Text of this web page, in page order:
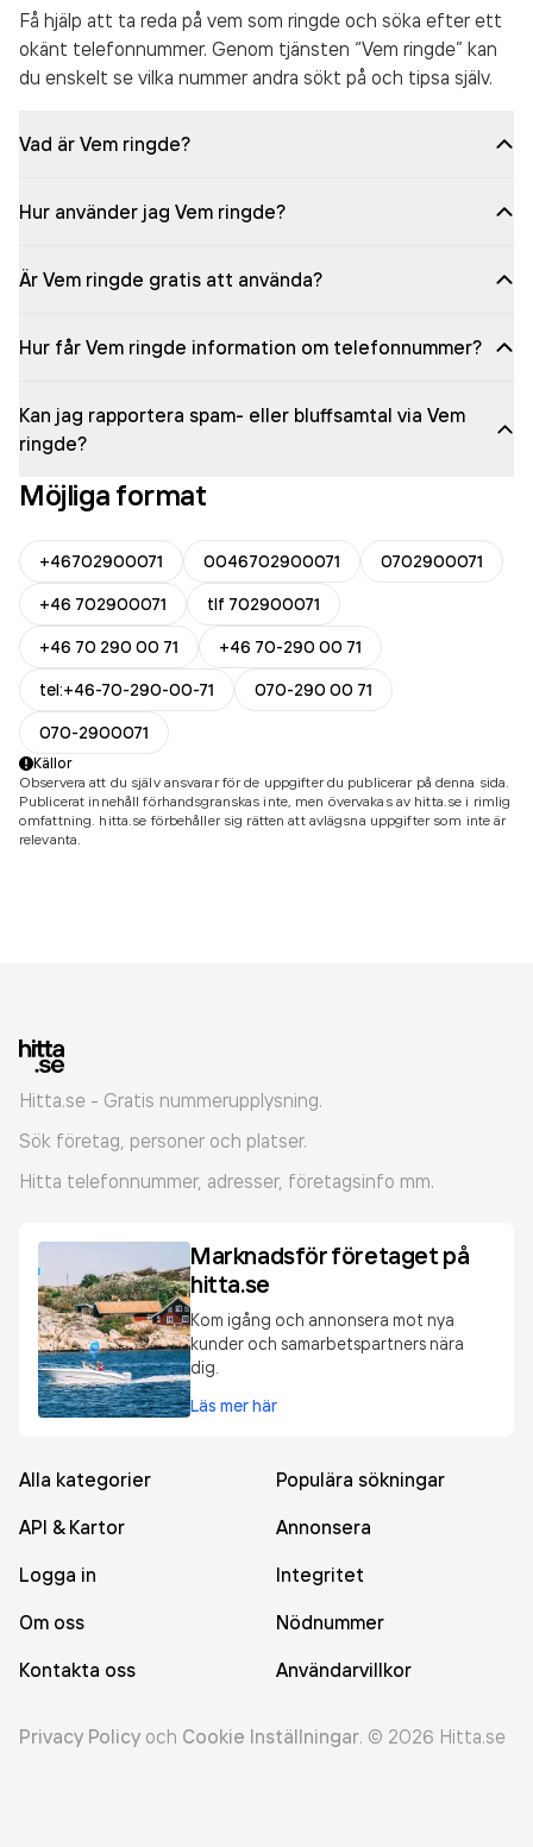
Få hjälp att ta reda på vem som ringde och söka efter ett
okänt telefonnummer. Genom tjänsten “Vem ringde” kan
du enskelt se vilka nummer andra sökt på och tipsa själv.
Vad är Vem ringde?
Hur använder jag Vem ringde?
Är Vem ringde gratis att använda?
Hur får Vem ringde information om telefonnummer?
Kan jag rapportera spam- eller bluffsamtal via Vem
ringde?
Möjliga format
+46702900071 0046702900071
0702900071
+46 702900071
tlf 702900071
+46 70 290 00 71
+46 70-290 00 71
tel:+46-70-290-00-71
070-290 00 71
070-2900071
Källor
Observera att du själv ansvarar för de uppgifter du publicerar på denna sida.
Publicerat innehåll förhandsgranskas inte, men övervakas av hitta.se i rimlig
omfattning. hitta.se förbehåller sig rätten att avlägsna uppgifter som inte är
relevanta.
Hitta.se - Gratis nummerupplysning.
Sök företag, personer och platser.
Hitta telefonnummer, adresser, företagsinfo mm.
Marknadsför företaget på
hitta.se
Kom igång och annonsera mot nya
kunder och samarbetspartners nära
dig.
Läs mer här
Alla kategorier
Populära sökningar
API & Kartor
Annonsera
Logga in
Integritet
Om oss
Nödnummer
Kontakta oss
Användarvillkor
Privacy Policy och Cookie Inställningar. © 2026 Hitta.se